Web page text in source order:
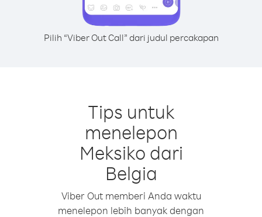
Pilih “Viber Out Call” dari judul percakapan
Tips untuk
menelepon
Meksiko dari
Belgia
Viber Out memberi Anda waktu
menelepon lebih banyak dengan